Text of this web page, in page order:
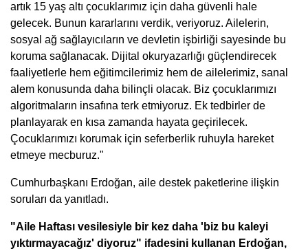
artık 15 yaş altı çocuklarımız için daha güvenli hale
gelecek. Bunun kararlarını verdik, veriyoruz. Ailelerin,
sosyal ağ sağlayıcıların ve devletin işbirliği sayesinde bu
koruma sağlanacak. Dijital okuryazarlığı güçlendirecek
faaliyetlerle hem eğitimcilerimiz hem de ailelerimiz, sanal
alem konusunda daha bilinçli olacak. Biz çocuklarımızı
algoritmaların insafına terk etmiyoruz. Ek tedbirler de
planlayarak en kısa zamanda hayata geçirilecek.
Çocuklarımızı korumak için seferberlik ruhuyla hareket
etmeye mecburuz."
Cumhurbaşkanı Erdoğan, aile destek paketlerine ilişkin
soruları da yanıtladı.
"Aile Haftası vesilesiyle bir kez daha 'biz bu kaleyi
yıktırmayacağız' diyoruz" ifadesini kullanan Erdoğan,